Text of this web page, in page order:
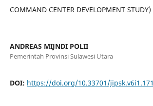
COMMAND CENTER DEVELOPMENT STUDY)
ANDREAS MIJNDI POLII
Pemerintah Provinsi Sulawesi Utara
DOI: https://doi.org/10.33701/